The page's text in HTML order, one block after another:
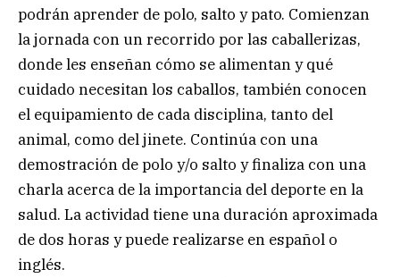
podrán aprender de polo, salto y pato. Comienzan
la jornada con un recorrido por las caballerizas,
donde les enseñan cómo se alimentan y qué
cuidado necesitan los caballos, también conocen
el equipamiento de cada disciplina, tanto del
animal, como del jinete. Continúa con una
demostración de polo y/o salto y finaliza con una
charla acerca de la importancia del deporte en la
salud. La actividad tiene una duración aproximada
de dos horas y puede realizarse en español o
inglés.